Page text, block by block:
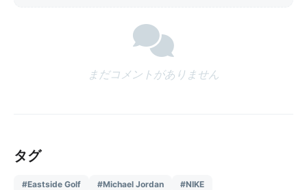
まだコメントがありません
タグ
#Eastside Golf #Michael Jordan
#NIKE